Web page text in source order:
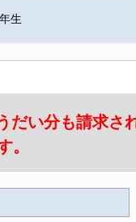
生
だい分も請求さ
。